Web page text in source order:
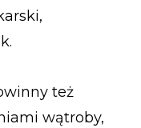
też
wątroby,